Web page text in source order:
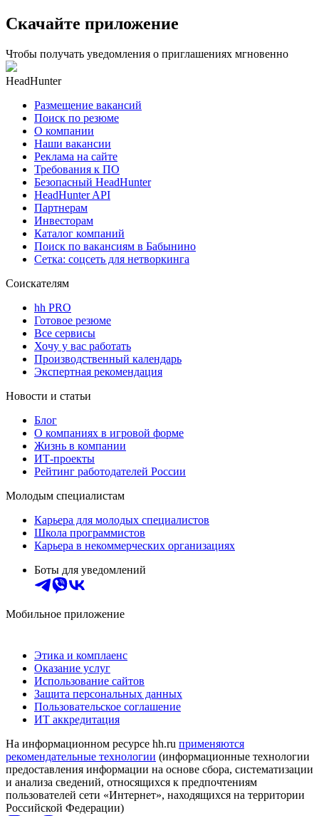
Скачайте приложение
Чтобы получать уведомления о приглашениях мгновенно
HeadHunter
Размещение вакансий
Поиск по резюме
О компании
Наши вакансии
Реклама на сайте
Требования к ПО
Безопасный HeadHunter
HeadHunter API
Партнерам
Инвесторам
Каталог компаний
Поиск по вакансиям в Бабынино
Сетка: соцсеть для нетворкинга
Соискателям
hh PRO
Готовое резюме
Все сервисы
Хочу у вас работать
Производственный календарь
Экспертная рекомендация
Новости и статьи
Блог
О компаниях в игровой форме
Жизнь в компании
ИТ-проекты
Рейтинг работодателей России
Молодым специалистам
Карьера для молодых специалистов
Школа программистов
Карьера в некоммерческих организациях
Боты для уведомлений
Мобильное приложение
Этика и комплаенс
Оказание услуг
Использование сайтов
Защита персональных данных
Пользовательское соглашение
ИТ аккредитация
На информационном ресурсе hh.ru применяются
рекомендательные технологии (информационные технологии
предоставления информации на основе сбора, систематизации
и анализа сведений, относящихся к предпочтениям
пользователей сети «Интернет», находящихся на территории
Российской Федерации)